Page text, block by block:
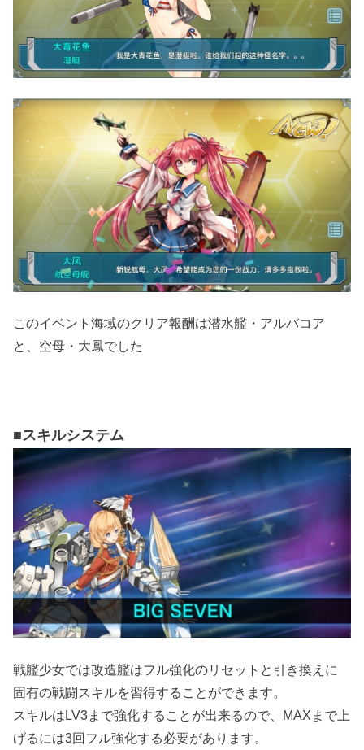
このイベント海域のクリア報酬は潜水艦・アルバコア
と、空母・大鳳でした
■スキルシステム
戦艦少女では改造艦はフル強化のリセットと引き換えに
固有の戦闘スキルを習得することができます。
スキルはLV3まで強化することが出来るので、MAXまで上
げるには3回フル強化する必要があります。